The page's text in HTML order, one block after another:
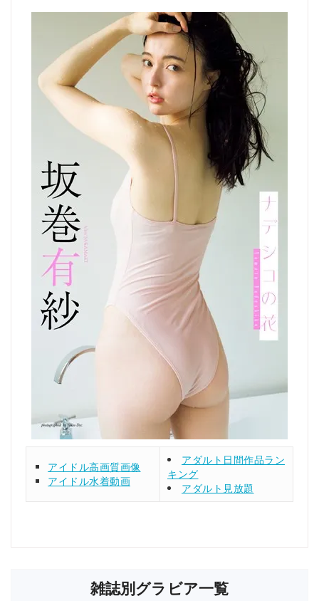
アイドル高画質画像
アイドル水着動画
アダルト日間作品ラン
キング
アダルト見放題
雑誌別グラビア一覧